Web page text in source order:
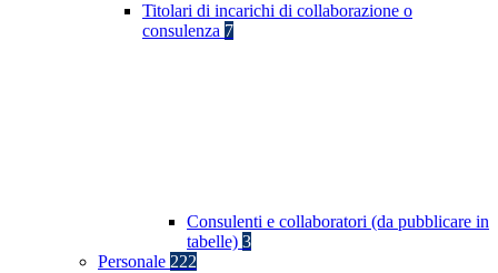
Titolari di incarichi di collaborazione o
consulenza 7
Consulenti e collaboratori (da pubblicare in
tabelle) 3
Personale 222